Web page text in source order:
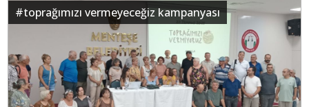
#toprağımızı vermeyeceğiz kampanyası